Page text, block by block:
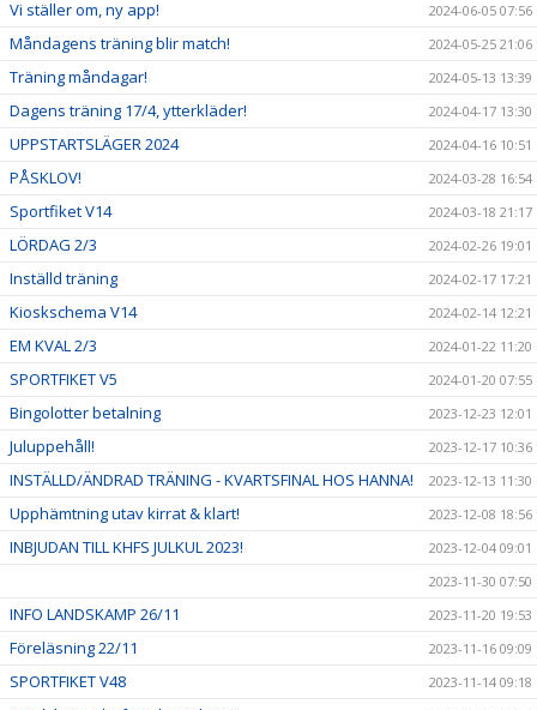
Vi ställer om, ny app! 2024-06-05 07:56
Måndagens träning blir match! 2024-05-25 21:06
Träning måndagar! 2024-05-13 13:39
Dagens träning 17/4, ytterkläder! 2024-04-17 13:30
UPPSTARTSLÄGER 2024 2024-04-16 10:51
PÅSKLOV! 2024-03-28 16:54
Sportfiket V14 2024-03-18 21:17
LÖRDAG 2/3 2024-02-26 19:01
Inställd träning 2024-02-17 17:21
Kioskschema V14 2024-02-14 12:21
EM KVAL 2/3 2024-01-22 11:20
SPORTFIKET V5 2024-01-20 07:55
Bingolotter betalning 2023-12-23 12:01
Juluppehåll! 2023-12-17 10:36
INSTÄLLD/ÄNDRAD TRÄNING - KVARTSFINAL HOS HANNA! 2023-12-13 11:30
Upphämtning utav kirrat & klart! 2023-12-08 18:56
INBJUDAN TILL KHFS JULKUL 2023!
2023-12-04 09:01
2023-11-30 07:50
INFO LANDSKAMP 26/11 2023-11-20 19:53
Föreläsning 22/11 2023-11-16 09:09
SPORTFIKET V48 2023-11-14 09:18